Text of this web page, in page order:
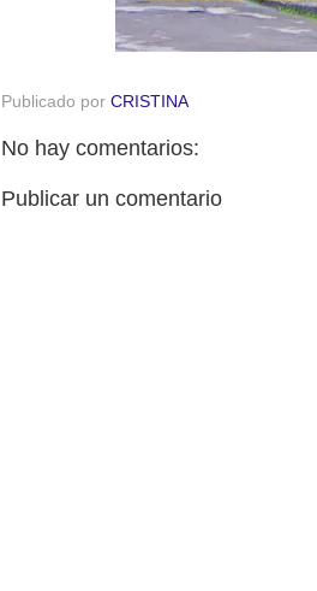
Publicado por CRISTINA
No hay comentarios:
Publicar un comentario